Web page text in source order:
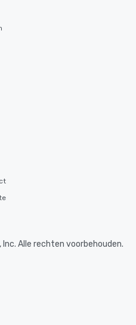
Alle rechten voorbehouden.